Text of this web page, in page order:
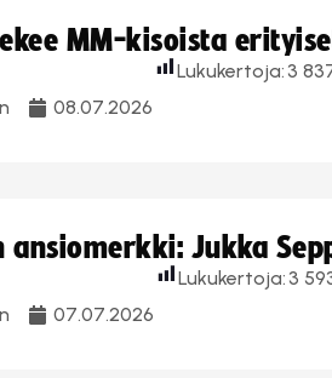
MM-kisoista
08.07.2026
Lukukertoja: 3
Jukka
07.07.2026
Lukukertoja: 3